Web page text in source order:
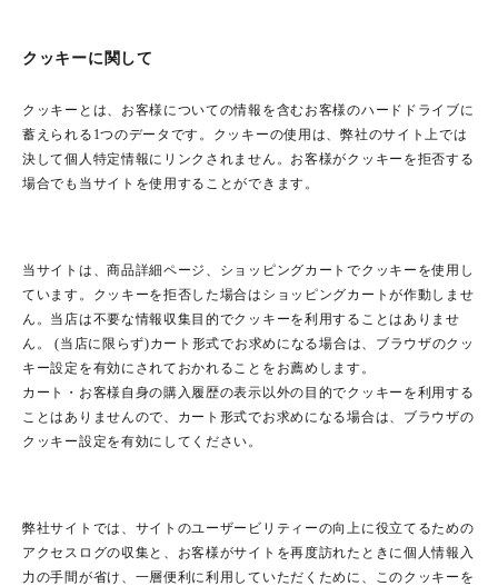
クッキーに関して
クッキーとは、お客様についての情報を含むお客様のハードドライブに
蓄えられる1つのデータです。クッキーの使用は、弊社のサイト上では
決して個人特定情報にリンクされません。お客様がクッキーを拒否する
場合でも当サイトを使用することができます。
当サイトは、商品詳細ページ、ショッピングカートでクッキーを使用し
ています。クッキーを拒否した場合はショッピングカートが作動しませ
ん。当店は不要な情報収集目的でクッキーを利用することはありませ
ん。 (当店に限らず)カート形式でお求めになる場合は、ブラウザのクッ
キー設定を有効にされておかれることをお薦めします。
カート・お客様自身の購入履歴の表示以外の目的でクッキーを利用する
ことはありませんので、カート形式でお求めになる場合は、ブラウザの
クッキー設定を有効にしてください。
弊社サイトでは、サイトのユーザービリティーの向上に役立てるための
アクセスログの収集と、お客様がサイトを再度訪れたときに個人情報入
力の手間が省け、一層便利に利用していただくために、このクッキーを